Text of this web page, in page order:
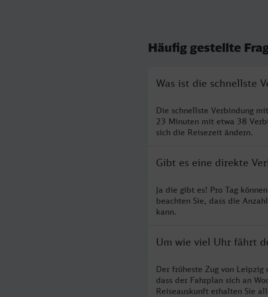
Häufig gestellte
Was ist die schnellste
Die schnellste Verbindung
23 Minuten mit etwa 38
sich die Reisezeit ändern.
Gibt es eine direkte
Ja die gibt es! Pro Tag
beachten Sie, dass die
kann.
Um wie viel Uhr fährt
Der früheste Zug von
dass der Fahrplan sich an
Reiseauskunft erhalten Sie